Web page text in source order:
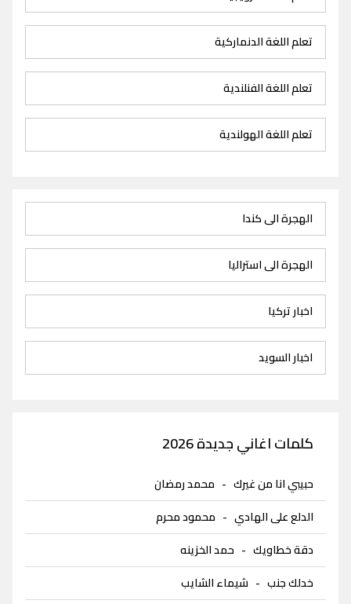
تعلم اللغة الدنماركية
تعلم اللغة الفنلندية
تعلم اللغة الهولندية
الهجرة الى كندا
الهجرة الى استراليا
اخبار تركيا
اخبار السويد
كلمات اغاني جديدة 2026
حبيبي انا من غيرك - محمد رمضان
الدلع على الهادي - محمود محرم
دقة خطاويك - حمد الخزينه
خدلك جنب - شيماء الشايب